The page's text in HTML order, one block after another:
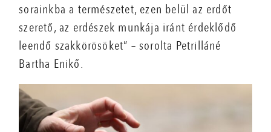
sorainkba a természetet, ezen belül az erdőt
szerető, az erdészek munkája iránt érdeklődő
leendő szakkörösöket” – sorolta Petrilláné
Bartha Enikő.